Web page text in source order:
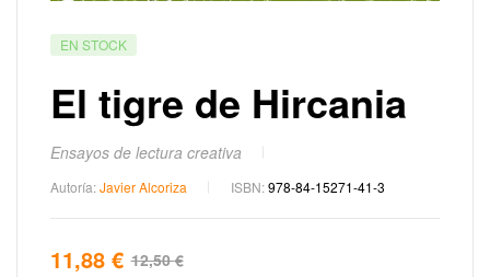
EN STOCK
El tigre de Hircania
Ensayos de lectura creativa
Autoría:Javier Alcoriza ISBN:978-84-15271-41-3
12,50€
11,88 €